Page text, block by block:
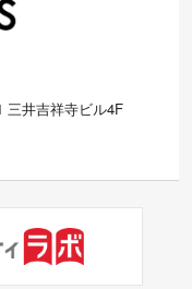
三井吉祥寺ビル4F